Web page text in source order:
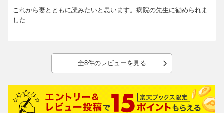
これから妻とともに読みたいと思います。病院の先生に勧められま
した…
全8件のレビューを見る